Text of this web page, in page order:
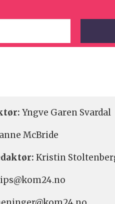
Yngve Garen Svardal
McBride
Kristin